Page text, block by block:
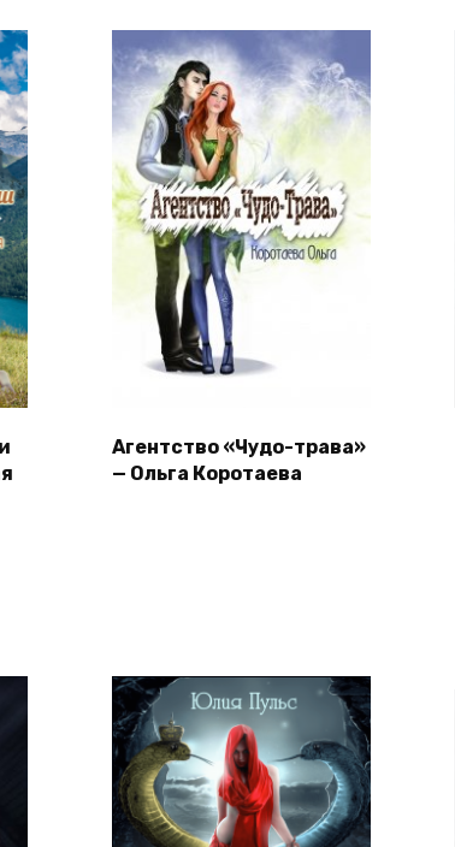
Агентство «Чудо-трава»
— Ольга Коротаева